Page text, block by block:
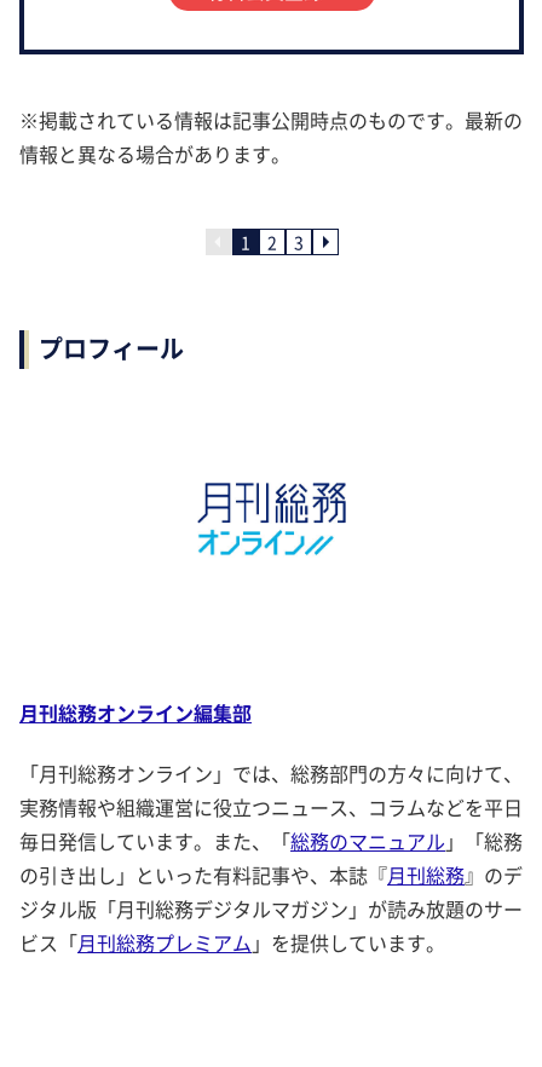
※掲載されている情報は記事公開時点のものです。最新の
情報と異なる場合があります。
1 2 3
プロフィール
月刊総務オンライン編集部
「月刊総務オンライン」では、総務部門の方々に向けて、
実務情報や組織運営に役立つニュース、コラムなどを平日
毎日発信しています。また、「総務のマニュアル 」「総務
の引き出し」といった有料記事や、本誌『月刊総務』のデ
ジタル版「月刊総務デジタルマガジン」が読み放題のサー
ビス「月刊総務プレミアム 」を提供しています。